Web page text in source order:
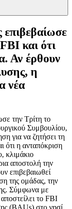
και ότι
Αν έρθουν
η
νέα
την Τρίτη το
Συμβουλίου,
για να ζητήσει τη
η ανταπόκριση
κλιμάκιο
αποστολή την
επιβεβαιωθεί
της ομάδας, την
Σύμφωνα με
το FBI
(BAUs) στο νησί,